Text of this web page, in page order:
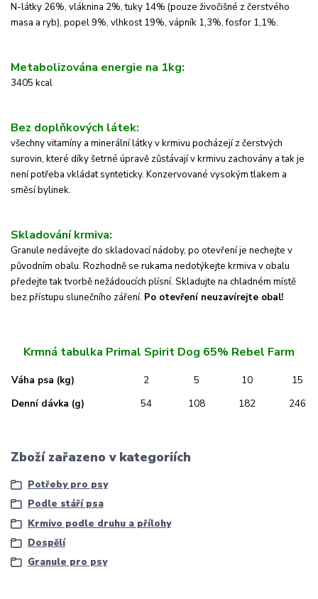
N-látky 26%, vláknina 2%, tuky 14% (pouze živočišné z čerstvého
masa a ryb), popel 9%, vlhkost 19%, vápník 1,3%, fosfor 1,1%.
Metabolizována energie na 1kg:
3405 kcal
Bez doplňkových látek:
všechny vitamíny a minerální látky v krmivu pocházejí z čerstvých
surovin, které díky šetrné úpravě zůstávají v krmivu zachovány a tak je
není potřeba vkládat synteticky. Konzervované vysokým tlakem a
směsí bylinek.
Skladování krmiva:
Granule nedávejte do skladovací nádoby, po otevření je nechejte v
původním obalu. Rozhodně se rukama nedotýkejte krmiva v obalu
předejte tak tvorbě nežádoucích plísní. Skladujte na chladném místě
bez přístupu slunečního záření. Po otevření neuzavírejte obal!
Krmná tabulka Primal Spirit Dog 65% Rebel Farm
Váha psa (kg) 2 5 10
15
Denní dávka (g)
54 108 182 246
Zboží zařazeno v kategoriích
Potřeby pro psy
Podle stáří psa
Krmivo podle druhu a přílohy
Dospělí
Granule pro psy